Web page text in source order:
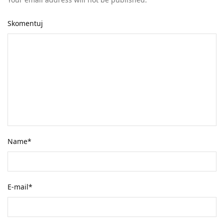
Skomentuj
Name*
E-mail*